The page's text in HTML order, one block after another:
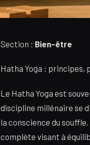
Section : Bien-être
Hatha Yoga : principes,
Le Hatha Yoga est
discipline millénaire se
la conscience du souffle.
complète visant à